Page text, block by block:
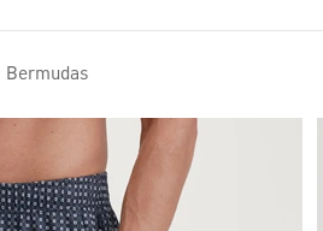
Bermudas